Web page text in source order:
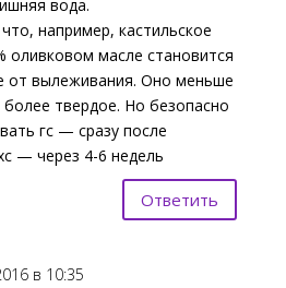
вода.
например, кастильское
оливковом масле становится
от вылеживания. Оно меньше
более твердое. Но безопасно
гс — сразу после
— через 4-6 недель
Ответить
в 10:35